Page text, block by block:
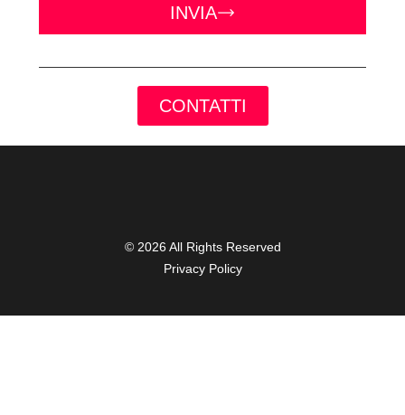
INVIA
CONTATTI
© 2026 All Rights Reserved
Privacy Policy